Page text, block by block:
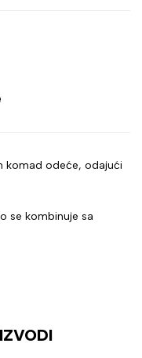
komad odeće, odajući
se kombinuje sa